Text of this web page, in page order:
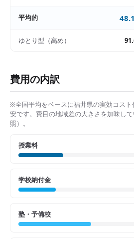
平均的
ゆとり型（高め）
費用の内訳
※全国平均をベースに福井県の実効コスト
安です。費目の地域差の大きさを加味し
照）。
授業料
学校納付金
塾・予備校